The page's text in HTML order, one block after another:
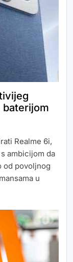
baterijom
Realme 6i,
ambicijom da
od povoljnog
u